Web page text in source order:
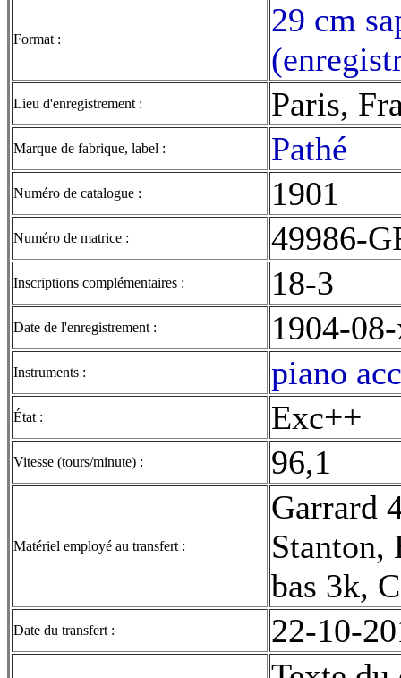
Format :
29 cm
Lieu d'enregistrement : Paris,
Marque de fabrique, label : Pathé
Numéro de catalogue : 1901
Numéro de matrice : 49986-
Inscriptions complémentaires : 18-3
Date de l'enregistrement : 1904-
Instruments : piano
État : Exc++
Vitesse (tours/minute) : 96,1
Matériel employé au transfert :
Garrard
Stanton,
bas 3k,
Date du transfert : 22-10-